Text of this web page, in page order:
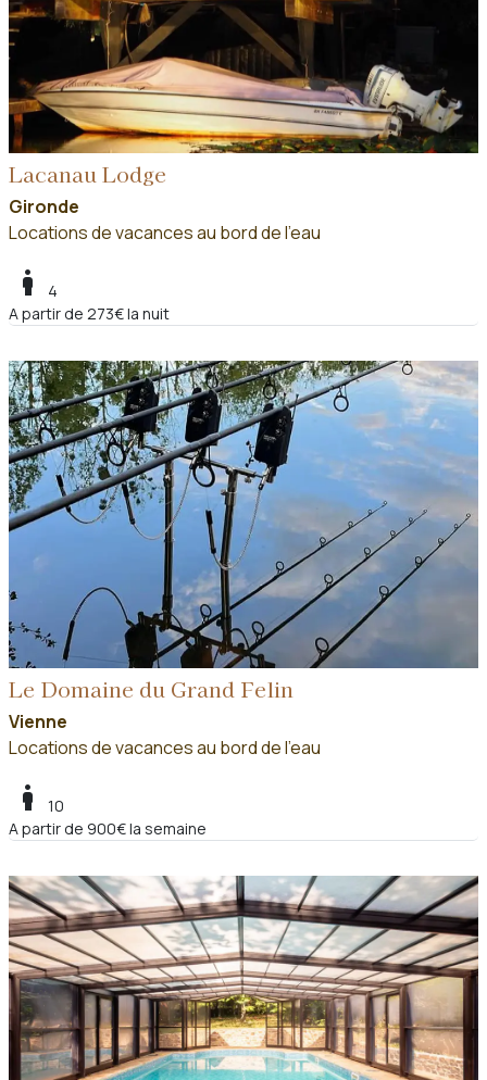
Lacanau Lodge
Gironde
Locations de vacances au bord de l'eau
boy
4
A partir de 273€ la nuit
Le Domaine du Grand Felin
Vienne
Locations de vacances au bord de l'eau
boy
10
A partir de 900€ la semaine